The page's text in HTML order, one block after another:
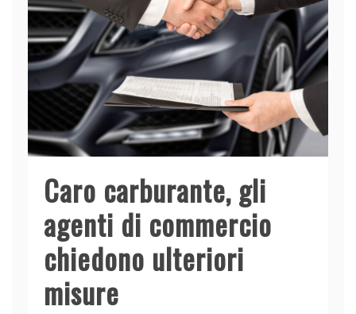
Caro carburante, gli
agenti di commercio
chiedono ulteriori
misure